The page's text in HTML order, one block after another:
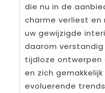
die nu in de
charme verliest en
uw gewijzigde
daarom
tijdloze ontwerpen
en zich
evoluerende